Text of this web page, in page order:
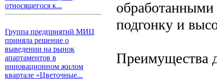
относящегося к...
Группа предприятий МИЦ
приняла решение о
выведении на рынок
апартаментов в
инновационном жилом
квартале «Цветочные...
обработанными
подгонку и
Преимущества